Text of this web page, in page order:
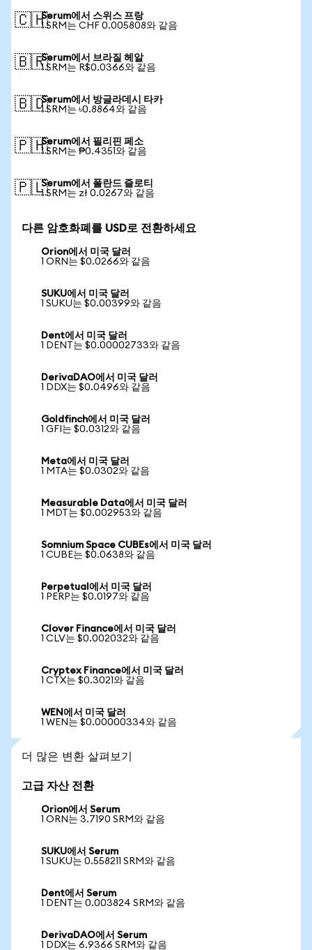
🇨🇭Serum에서 스위스 프랑
1 SRM는 CHF 0.005808와 같음
🇧🇷Serum에서 브라질 헤알
1 SRM는 R$0.0366와 같음
🇧🇩Serum에서 방글라데시 타카
1 SRM는 ৳0.8864와 같음
🇵🇭Serum에서 필리핀 페소
1 SRM는 ₱0.4351와 같음
🇵🇱Serum에서 폴란드 즐로티
1 SRM는 zł 0.0267와 같음
다른 암호화폐를 USD로 전환하세요
Orion에서 미국 달러
1 ORN는 $0.0266와 같음
SUKU에서 미국 달러
1 SUKU는 $0.00399와 같음
Dent에서 미국 달러
1 DENT는 $0.00002733와 같음
DerivaDAO에서 미국 달러
1 DDX는 $0.0496와 같음
Goldfinch에서 미국 달러
1 GFI는 $0.0312와 같음
Meta에서 미국 달러
1 MTA는 $0.0302와 같음
Measurable Data에서 미국 달러
1 MDT는 $0.002953와 같음
Somnium Space CUBEs에서 미국 달러
1 CUBE는 $0.0638와 같음
Perpetual에서 미국 달러
1 PERP는 $0.0197와 같음
Clover Finance에서 미국 달러
1 CLV는 $0.002032와 같음
Cryptex Finance에서 미국 달러
1 CTX는 $0.3021와 같음
WEN에서 미국 달러
1 WEN는 $0.00000334와 같음
더 많은 변환 살펴보기
고급 자산 전환
Orion에서 Serum
1 ORN는 3.7190 SRM와 같음
SUKU에서 Serum
1 SUKU는 0.558211 SRM와 같음
Dent에서 Serum
1 DENT는 0.003824 SRM와 같음
DerivaDAO에서 Serum
1 DDX는 6.9366 SRM와 같음